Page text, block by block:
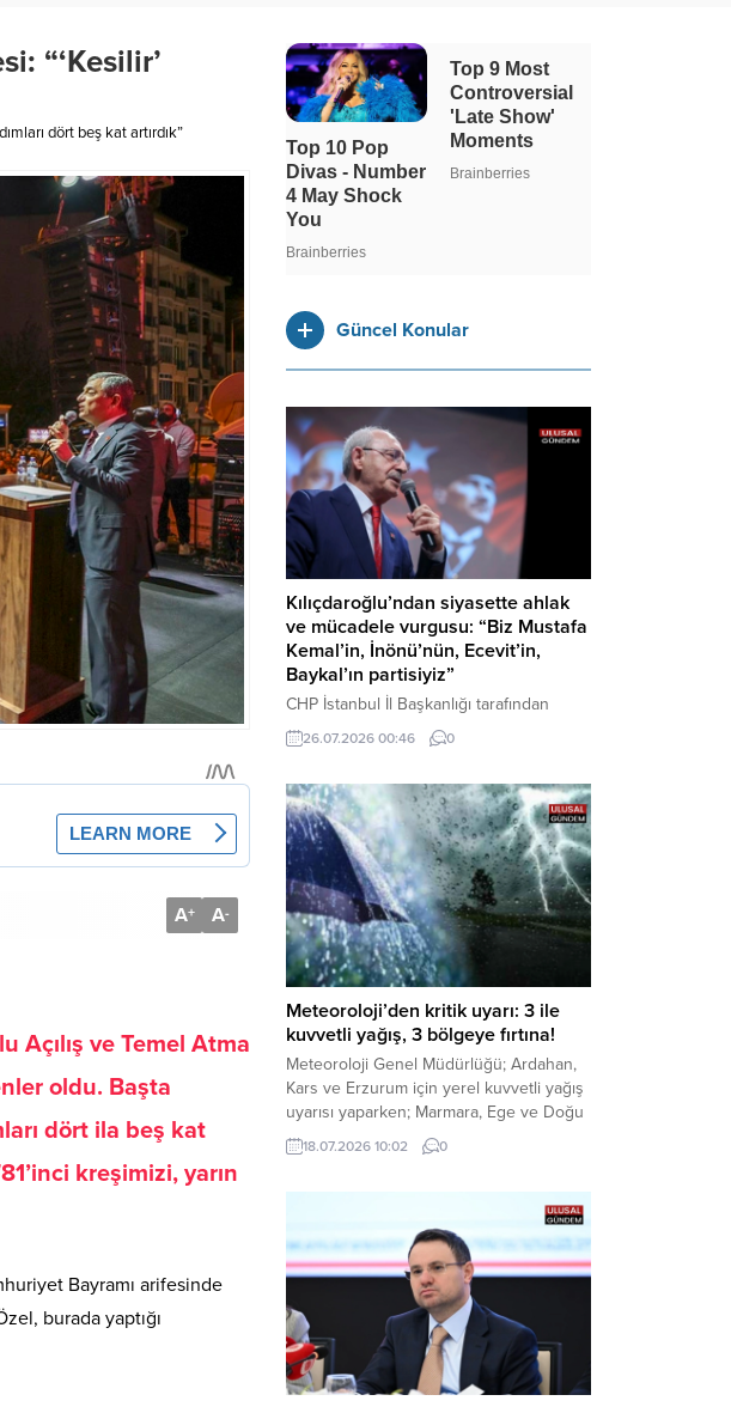
“‘Kesilir’
dört beş kat artırdık”
A+ A-
Açılış ve Temel Atma
oldu. Başta
dört ila beş kat
kreşimizi, yarın
Bayramı arifesinde
burada yaptığı
Güncel Konular
Kılıçdaroğlu’ndan siyasette ahlak
ve mücadele vurgusu: “Biz Mustafa
Kemal’in, İnönü’nün, Ecevit’in,
Baykal’ın partisiyiz”
CHP İstanbul İl Başkanlığı tarafından
düzenlenen Üye Katılım Töreni’nde
konuşan Kemal Kılıçdaroğlu; partinin
beşli çetelerle mücadeleden Aile
Destekleri Sigortası’na kadar birçok kritik
konuda sert ve net mesajlar verdi. Haber
Merkezi – CHP Genel Başkanı Kemal
Kılıçdaroğlu, Rauf Denktaş Kültür
Merkezi’nde gerçekleştirilen ve yeni
üyelere rozetlerinin takıldığı...
26.07.2026 00:46 0
Meteoroloji’den kritik uyarı: 3 ile
kuvvetli yağış, 3 bölgeye fırtına!
Meteoroloji Genel Müdürlüğü; Ardahan,
Kars ve Erzurum için yerel kuvvetli yağış
uyarısı yaparken; Marmara, Ege ve Doğu
Anadolu’nun belirli kesimlerinde ise
saatte 60 kilometre hıza ulaşabilecek
tedbirli olmaya çağırdı. Haber Merkezi –
Çevre, Şehircilik ve İklim Değişikliği
Bakanlığı Meteoroloji Genel Müdürlüğü,
ülke genelini kapsayan son hava...
18.07.2026 10:02 0